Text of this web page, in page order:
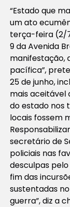
“Estado que
um ato
terça-feira (2/
9 da Avenida
manifestação,
pacífica”,
25 de junho,
mais aceitável
do estado nos
locais fossem
secretário de
policiais nas
desculpas
fim das
sustentadas
guerra”, diz a